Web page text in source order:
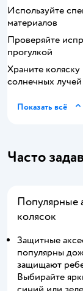
Используйте
материалов
Проверяйте
прогулкой
Храните
солнечных лучей
Показать всё
Часто
Популярные
колясок
Защитные
популярны
защищают
Выбирайте